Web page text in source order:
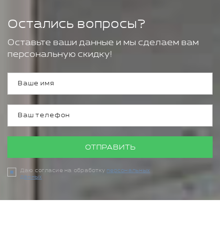
Остались вопросы?
Оставьте ваши данные и мы сделаем вам
персональную скидку!
ОТПРАВИТЬ
Даю согласие на обработку персональных
данных